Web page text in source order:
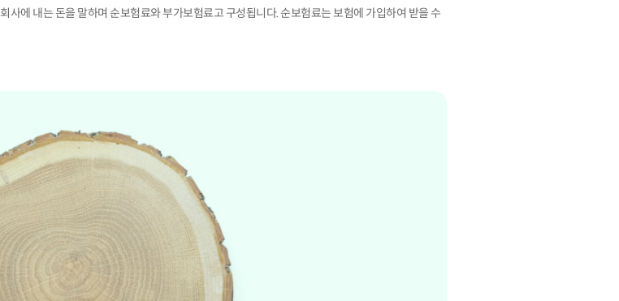
사에 내는 돈을 말하며 순보험료와 부가보험료고 구성됩니다. 순보험료는 보험에 가입하여 받을 수